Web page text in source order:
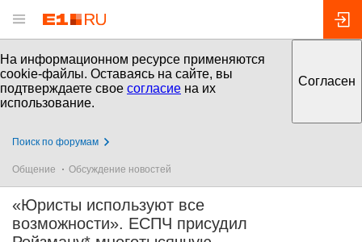
На информационном ресурсе применяются
cookie-файлы. Оставаясь на сайте, вы
подтверждаете свое согласие на их
использование.
Согласен
Поиск по форумам
Общение Обсуждение новостей
«Юристы используют все
возможности». ЕСПЧ присудил